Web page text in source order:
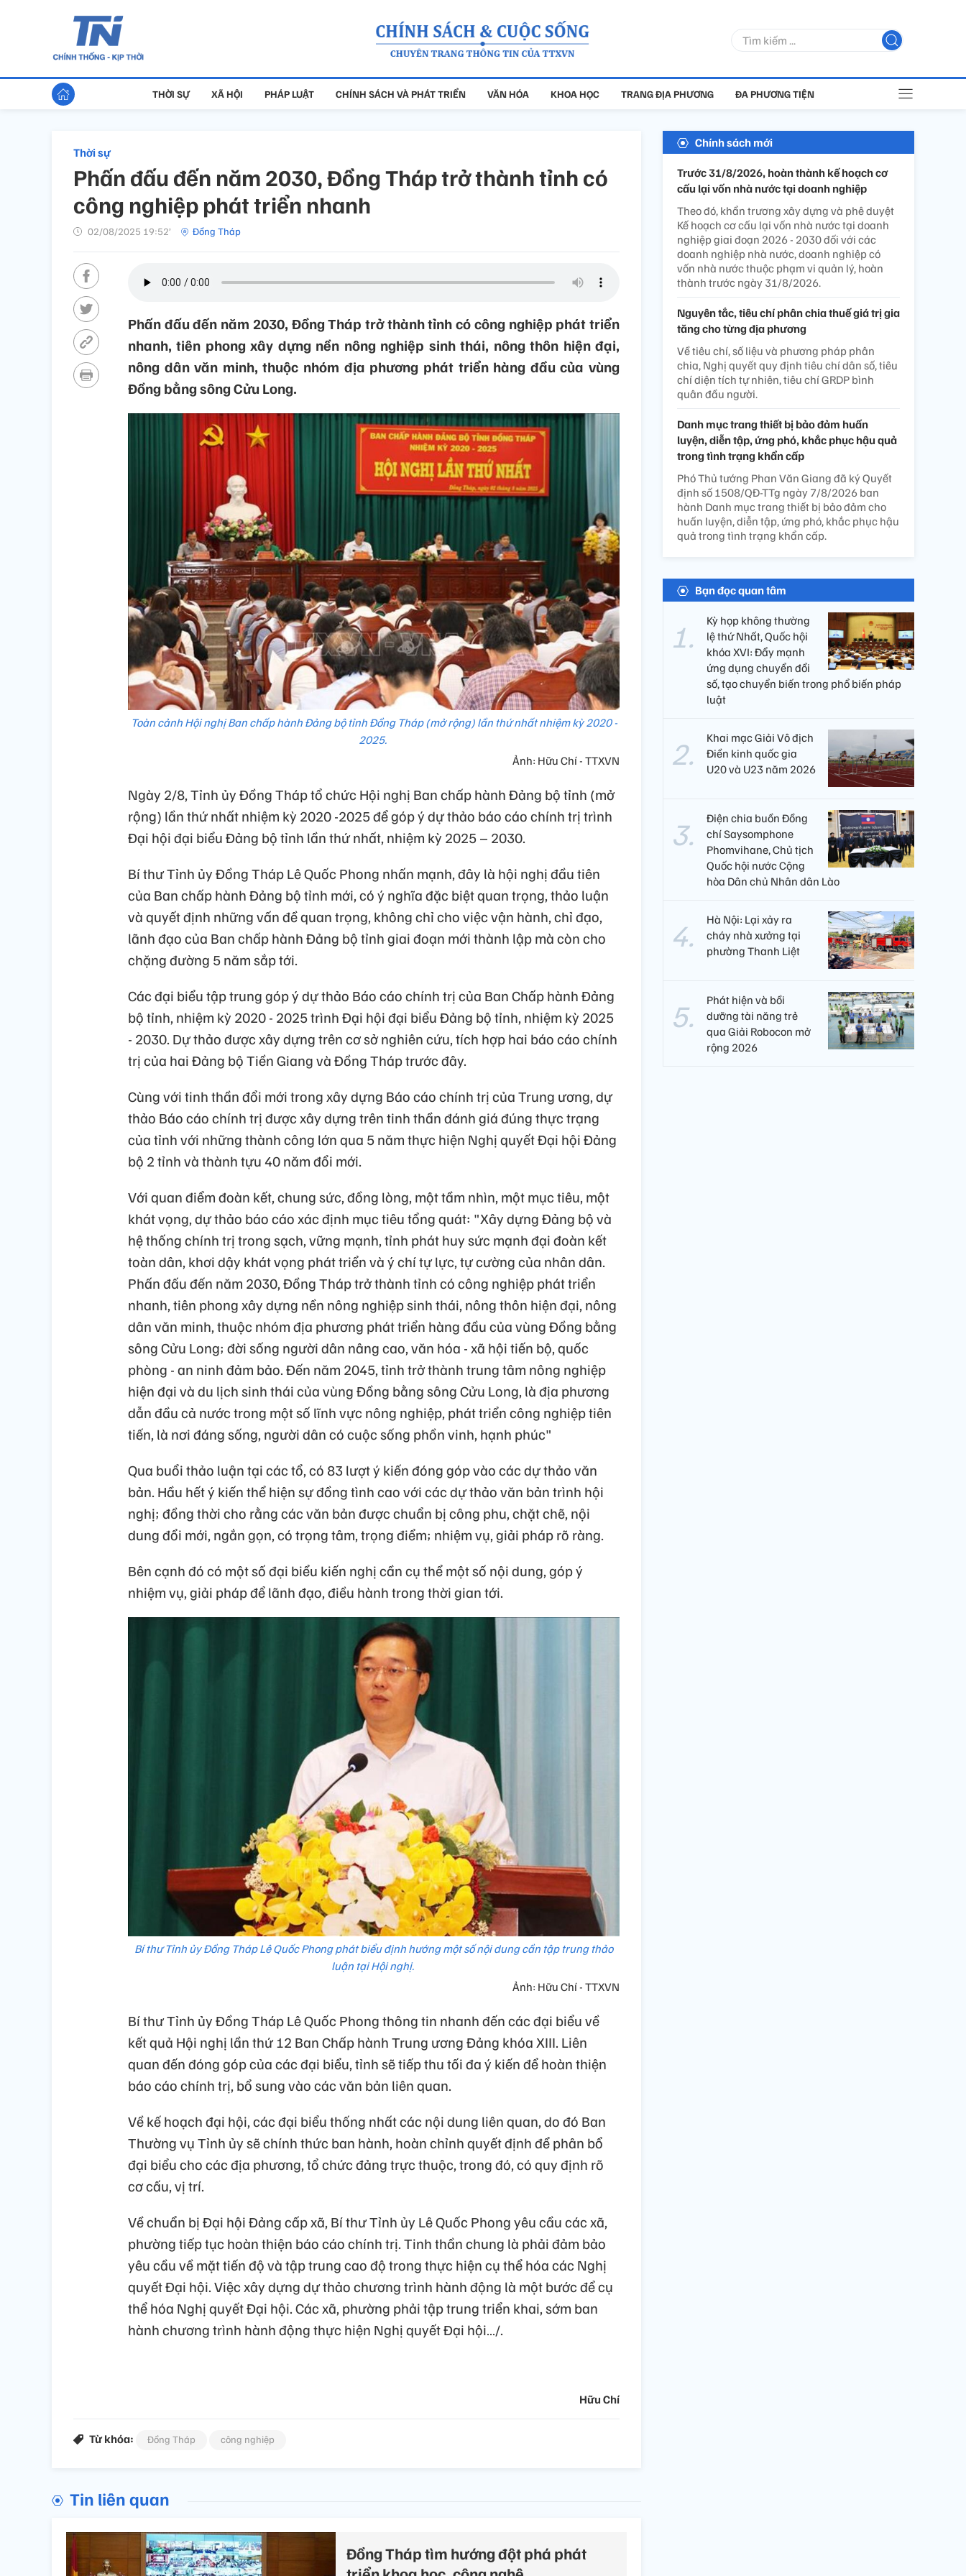
THỜI SỰ XÃ HỘI PHÁP LUẬT CHÍNH SÁCH VÀ PHÁT TRIỂN VĂN HÓA KHOA HỌC TRANG ĐỊA PHƯƠNG ĐA PHƯƠNG TIỆN
Thời sự
Phấn đấu đến năm 2030, Đồng Tháp trở thành tỉnh có
công nghiệp phát triển nhanh
02/08/2025 19:52’ Đồng Tháp
Phấn đấu đến năm 2030, Đồng Tháp trở thành tỉnh có công nghiệp phát triển
nhanh, tiên phong xây dựng nền nông nghiệp sinh thái, nông thôn hiện đại,
nông dân văn minh, thuộc nhóm địa phương phát triển hàng đầu của vùng
Đồng bằng sông Cửu Long.
Toàn cảnh Hội nghị Ban chấp hành Đảng bộ tỉnh Đồng Tháp (mở rộng) lần thứ nhất nhiệm kỳ 2020 -
2025.
Ảnh: Hữu Chí - TTXVN
Ngày 2/8, Tỉnh ủy Đồng Tháp tổ chức Hội nghị Ban chấp hành Đảng bộ tỉnh (mở
rộng) lần thứ nhất nhiệm kỳ 2020 -2025 để góp ý dự thảo báo cáo chính trị trình
Đại hội đại biểu Đảng bộ tỉnh lần thứ nhất, nhiệm kỳ 2025 – 2030.
Bí thư Tỉnh ủy Đồng Tháp Lê Quốc Phong nhấn mạnh, đây là hội nghị đầu tiên
của Ban chấp hành Đảng bộ tỉnh mới, có ý nghĩa đặc biệt quan trọng, thảo luận
và quyết định những vấn đề quan trọng, không chỉ cho việc vận hành, chỉ đạo,
lãnh đạo của Ban chấp hành Đảng bộ tỉnh giai đoạn mới thành lập mà còn cho
chặng đường 5 năm sắp tới.
Các đại biểu tập trung góp ý dự thảo Báo cáo chính trị của Ban Chấp hành Đảng
bộ tỉnh, nhiệm kỳ 2020 - 2025 trình Đại hội đại biểu Đảng bộ tỉnh, nhiệm kỳ 2025
- 2030. Dự thảo được xây dựng trên cơ sở nghiên cứu, tích hợp hai báo cáo chính
trị của hai Đảng bộ Tiền Giang và Đồng Tháp trước đây.
Cùng với tinh thần đổi mới trong xây dựng Báo cáo chính trị của Trung ương, dự
thảo Báo cáo chính trị được xây dựng trên tinh thần đánh giá đúng thực trạng
của tỉnh với những thành công lớn qua 5 năm thực hiện Nghị quyết Đại hội Đảng
bộ 2 tỉnh và thành tựu 40 năm đổi mới.
Với quan điểm đoàn kết, chung sức, đồng lòng, một tầm nhìn, một mục tiêu, một
khát vọng, dự thảo báo cáo xác định mục tiêu tổng quát: "Xây dựng Đảng bộ và
hệ thống chính trị trong sạch, vững mạnh, tỉnh phát huy sức mạnh đại đoàn kết
toàn dân, khơi dậy khát vọng phát triển và ý chí tự lực, tự cường của nhân dân.
Phấn đấu đến năm 2030, Đồng Tháp trở thành tỉnh có công nghiệp phát triển
nhanh, tiên phong xây dựng nền nông nghiệp sinh thái, nông thôn hiện đại, nông
dân văn minh, thuộc nhóm địa phương phát triển hàng đầu của vùng Đồng bằng
sông Cửu Long; đời sống người dân nâng cao, văn hóa - xã hội tiến bộ, quốc
phòng - an ninh đảm bảo. Đến năm 2045, tỉnh trở thành trung tâm nông nghiệp
hiện đại và du lịch sinh thái của vùng Đồng bằng sông Cửu Long, là địa phương
dẫn đầu cả nước trong một số lĩnh vực nông nghiệp, phát triển công nghiệp tiên
tiến, là nơi đáng sống, người dân có cuộc sống phồn vinh, hạnh phúc"
Qua buổi thảo luận tại các tổ, có 83 lượt ý kiến đóng góp vào các dự thảo văn
bản. Hầu hết ý kiến thể hiện sự đồng tình cao với các dự thảo văn bản trình hội
nghị; đồng thời cho rằng các văn bản được chuẩn bị công phu, chặt chẽ, nội
dung đổi mới, ngắn gọn, có trọng tâm, trọng điểm; nhiệm vụ, giải pháp rõ ràng.
Bên cạnh đó có một số đại biểu kiến nghị cần cụ thể một số nội dung, góp ý
nhiệm vụ, giải pháp để lãnh đạo, điều hành trong thời gian tới.
Bí thư Tỉnh ủy Đồng Tháp Lê Quốc Phong phát biểu định hướng một số nội dung cần tập trung thảo
luận tại Hội nghị.
Ảnh: Hữu Chí - TTXVN
Bí thư Tỉnh ủy Đồng Tháp Lê Quốc Phong thông tin nhanh đến các đại biểu về
kết quả Hội nghị lần thứ 12 Ban Chấp hành Trung ương Đảng khóa XIII. Liên
quan đến đóng góp của các đại biểu, tỉnh sẽ tiếp thu tối đa ý kiến để hoàn thiện
báo cáo chính trị, bổ sung vào các văn bản liên quan.
Về kế hoạch đại hội, các đại biểu thống nhất các nội dung liên quan, do đó Ban
Thường vụ Tỉnh ủy sẽ chính thức ban hành, hoàn chỉnh quyết định để phân bổ
đại biểu cho các địa phương, tổ chức đảng trực thuộc, trong đó, có quy định rõ
cơ cấu, vị trí.
Về chuẩn bị Đại hội Đảng cấp xã, Bí thư Tỉnh ủy Lê Quốc Phong yêu cầu các xã,
phường tiếp tục hoàn thiện báo cáo chính trị. Tinh thần chung là phải đảm bảo
yêu cầu về mặt tiến độ và tập trung cao độ trong thực hiện cụ thể hóa các Nghị
quyết Đại hội. Việc xây dựng dự thảo chương trình hành động là một bước để cụ
thể hóa Nghị quyết Đại hội. Các xã, phường phải tập trung triển khai, sớm ban
hành chương trình hành động thực hiện Nghị quyết Đại hội…/.
Hữu Chí
Từ khóa: Đồng Tháp công nghiệp
Tin liên quan
Đồng Tháp tìm hướng đột phá phát
Chính sách mới
Trước 31/8/2026, hoàn thành kế hoạch cơ
cấu lại vốn nhà nước tại doanh nghiệp
Theo đó, khẩn trương xây dựng và phê duyệt
Kế hoạch cơ cấu lại vốn nhà nước tại doanh
nghiệp giai đoạn 2026 - 2030 đối với các
doanh nghiệp nhà nước, doanh nghiệp có
vốn nhà nước thuộc phạm vi quản lý, hoàn
thành trước ngày 31/8/2026.
Nguyên tắc, tiêu chí phân chia thuế giá trị gia
tăng cho từng địa phương
Về tiêu chí, số liệu và phương pháp phân
chia, Nghị quyết quy định tiêu chí dân số, tiêu
chí diện tích tự nhiên, tiêu chí GRDP bình
quân đầu người.
Danh mục trang thiết bị bảo đảm huấn
luyện, diễn tập, ứng phó, khắc phục hậu quả
trong tình trạng khẩn cấp
Phó Thủ tướng Phan Văn Giang đã ký Quyết
định số 1508/QĐ-TTg ngày 7/8/2026 ban
hành Danh mục trang thiết bị bảo đảm cho
huấn luyện, diễn tập, ứng phó, khắc phục hậu
quả trong tình trạng khẩn cấp.
Bạn đọc quan tâm
Kỳ họp không thường
lệ thứ Nhất, Quốc hội
khóa XVI: Đẩy mạnh
ứng dụng chuyển đổi
số, tạo chuyển biến trong phổ biến pháp
luật
Khai mạc Giải Vô địch
Điền kinh quốc gia
U20 và U23 năm 2026
Điện chia buồn Đồng
chí Saysomphone
Phomvihane, Chủ tịch
Quốc hội nước Cộng
hòa Dân chủ Nhân dân Lào
Hà Nội: Lại xảy ra
cháy nhà xưởng tại
phường Thanh Liệt
Phát hiện và bồi
dưỡng tài năng trẻ
qua Giải Robocon mở
rộng 2026